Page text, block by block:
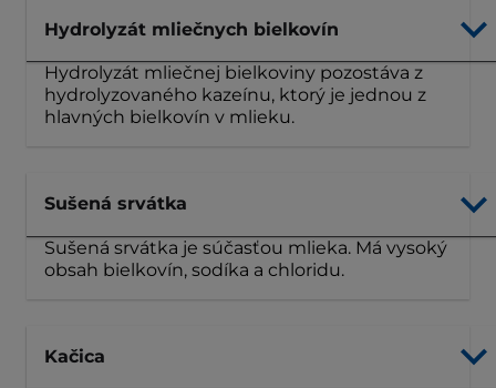
Hydrolyzát mliečnych bielkovín
Hydrolyzát mliečnej bielkoviny pozostáva z
hydrolyzovaného kazeínu, ktorý je jednou z
hlavných bielkovín v mlieku.
Sušená srvátka
Sušená srvátka je súčasťou mlieka. Má vysoký
obsah bielkovín, sodíka a chloridu.
Kačica